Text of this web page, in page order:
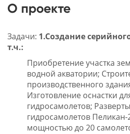
О проекте
Задачи: 1.Создание
т.ч.:
Приобретение участка
водной акватории;
производственного
Изготовление оснастки
гидросамолетов;
гидросамолетов
мощностью до 20